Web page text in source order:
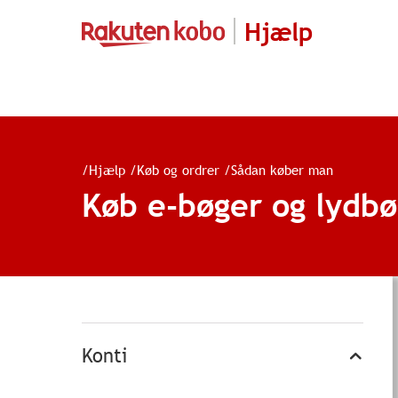
Hjælp
/Hjælp /Køb og ordrer /Sådan køber man
Køb e-bøger og
Konti